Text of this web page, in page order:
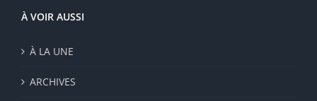
À VOIR AUSSI
À LA UNE
ARCHIVES